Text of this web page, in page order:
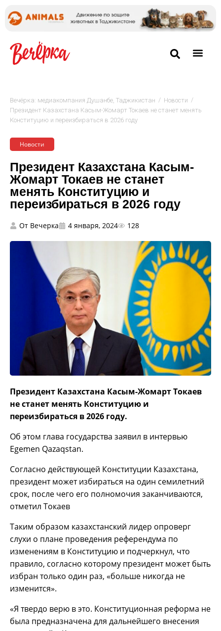
Вечёрка: медиакомпания Душанбе, Таджикистан / Новости /
Президент Казахстана Касым-Жомарт Токаев не станет менять
Конституцию и переизбираться в 2026 году
Новости
Президент Казахстана Касым-
Жомарт Токаев не станет
менять Конституцию и
переизбираться в 2026 году
От Вечерка 4 января, 2024 128
Президент Казахстана Касым-Жомарт Токаев
не станет менять Конституцию и
переизбираться в 2026 году.
Об этом глава государства заявил в интервью
Egemen Qazaqstan.
Согласно действующей Конституции Казахстана,
президент может избираться на один семилетний
срок, после чего его полномочия заканчиваются,
отметил Токаев
Таким образом казахстанский лидер опроверг
слухи о плане проведения референдума по
изменениям в Конституцию и подчеркнул, что
правило, согласно которому президент может быть
избран только один раз, «больше никогда не
изменится».
«Я твердо верю в это. Конституционная реформа не
была предназначена для дальнейшего внесения